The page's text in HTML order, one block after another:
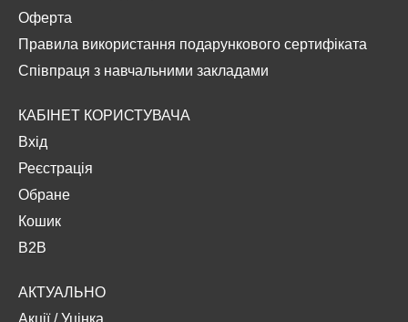
Оферта
Правила використання подарункового сертифіката
Співпраця з навчальними закладами
КАБІНЕТ КОРИСТУВАЧА
Вхід
Реєстрація
Обране
Кошик
B2B
АКТУАЛЬНО
Акції/Уцінка